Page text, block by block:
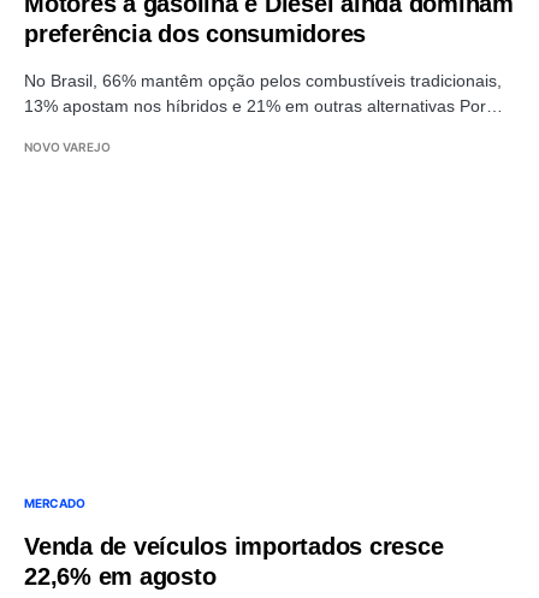
preferência dos consumidores
No Brasil, 66% mantêm opção pelos combustíveis tradicionais,
13% apostam nos híbridos e 21% em outras alternativas Por…
NOVO VAREJO
MERCADO
Venda de veículos importados cresce
22,6% em agosto